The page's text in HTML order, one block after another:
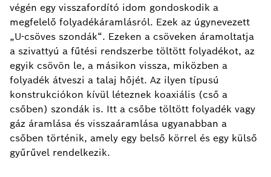
végén egy visszafordító idom gondoskodik a
megfelelő folyadékáramlásról. Ezek az úgynevezett
„U-csöves szondák“. Ezeken a csöveken áramoltatja
a szivattyú a fűtési rendszerbe töltött folyadékot, az
egyik csövön le, a másikon vissza, miközben a
folyadék átveszi a talaj hőjét. Az ilyen típusú
konstrukciókon kívül léteznek koaxiális (cső a
csőben) szondák is. Itt a csőbe töltött folyadék vagy
gáz áramlása és visszaáramlása ugyanabban a
csőben történik, amely egy belső körrel és egy külső
gyűrűvel rendelkezik.